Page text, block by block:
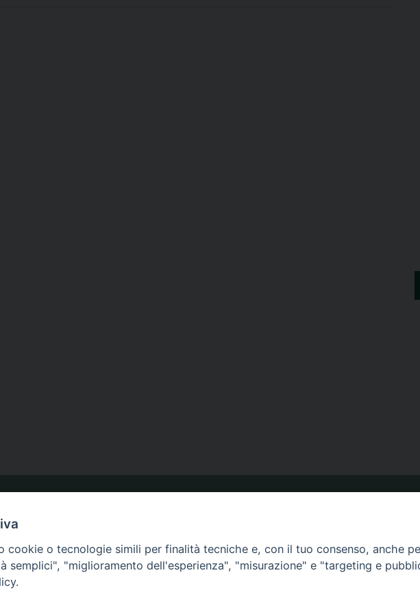
CALENDARIO PASTORALE
cookie o tecnologie simili per finalità tecniche e, con il tuo consenso, anche
semplici", "miglioramento dell'esperienza", "misurazione" e "targeting e